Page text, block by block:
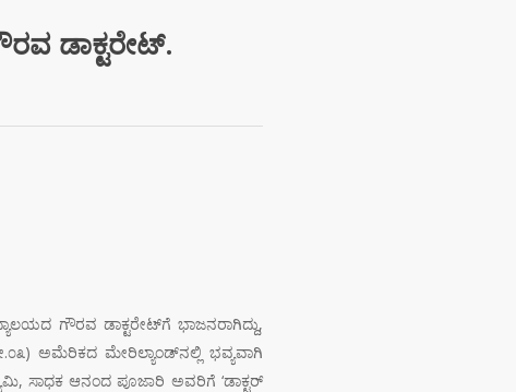
ಡಾಕ್ಟರೇಟ್.
ಗೌರವ ಡಾಕ್ಟರೇಟ್‌ಗೆ ಭಾಜನರಾಗಿದ್ದು,
ಅಮೆರಿಕದ ಮೇರಿಲ್ಯಾಂಡ್‌ನಲ್ಲಿ ಭವ್ಯವಾಗಿ
ಸಾಧಕ ಆನಂದ ಪೂಜಾರಿ ಅವರಿಗೆ ‘ಡಾಕ್ಟರ್